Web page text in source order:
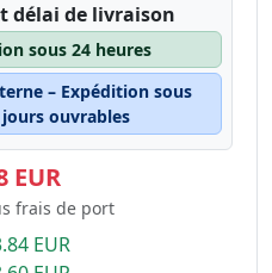
délai de livraison
sous 24 heures
– Expédition sous
ouvrables
EUR
frais de port
EUR